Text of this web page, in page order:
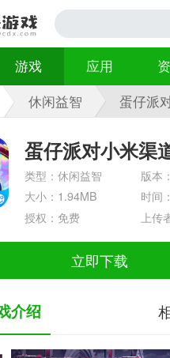
游戏 应用
休闲益智
蛋仔派
蛋仔派对小米渠
类型：休闲益智
版本
大小：1.94MB
时间
授权：免费
上传
立即下载
介绍